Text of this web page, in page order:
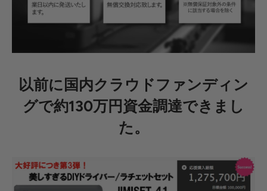
以前に国内クラウドファンディン
グで約130万円資金調達できまし
た。